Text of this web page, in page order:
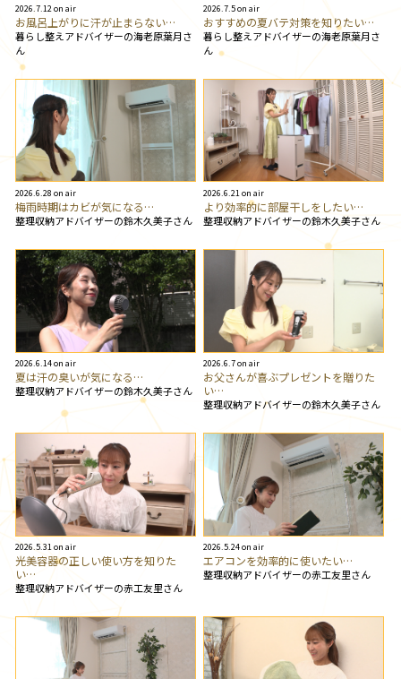
2026.7.12 on air
お風呂上がりに汗が止まらない…
暮らし整えアドバイザーの海老原葉月さ
ん
2026.7.5 on air
おすすめの夏バテ対策を知りたい…
暮らし整えアドバイザーの海老原葉月さ
ん
2026.6.28 on air
梅雨時期はカビが気になる…
整理収納アドバイザーの鈴木久美子さん
2026.6.21 on air
より効率的に部屋干しをしたい…
整理収納アドバイザーの鈴木久美子さん
2026.6.14 on air
夏は汗の臭いが気になる…
整理収納アドバイザーの鈴木久美子さん
2026.6.7 on air
お父さんが喜ぶプレゼントを贈りた
い…
整理収納アドバイザーの鈴木久美子さん
2026.5.31 on air
光美容器の正しい使い方を知りた
い…
整理収納アドバイザーの赤工友里さん
2026.5.24 on air
エアコンを効率的に使いたい…
整理収納アドバイザーの赤工友里さん